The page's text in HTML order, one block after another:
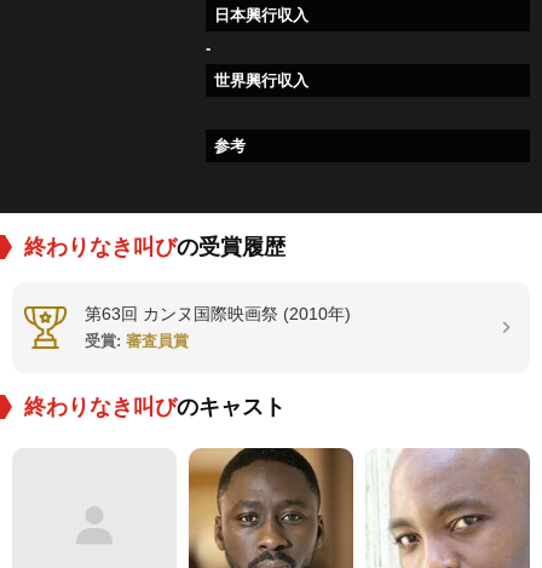
日本興行収入
-
世界興行収入
参考
終わりなき叫びの受賞履歴
第63回 カンヌ国際映画祭 (2010年)
受賞: 審査員賞
終わりなき叫びのキャスト